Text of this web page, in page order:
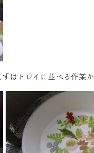
はトレイに並べる作業か